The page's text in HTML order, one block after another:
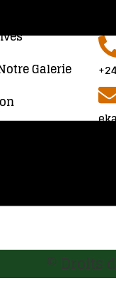
Galerie
© Droits